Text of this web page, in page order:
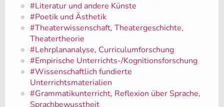
#Literatur und andere Künste
#Poetik und Ästhetik
#Theaterwissenschaft, Theatergeschichte,
Theatertheorie
#Lehrplananalyse, Curriculumforschung
#Empirische Unterrichts-/Kognitionsforschung
#Wissenschaftlich fundierte
Unterrichtsmaterialien
#Grammatikunterricht, Reflexion über Sprache,
Sprachbewusstheit